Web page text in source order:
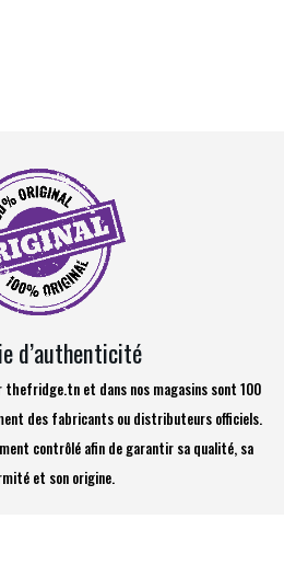
d’authenticité
thefridge.tn et dans nos magasins sont 100
des fabricants ou distributeurs officiels.
contrôlé afin de garantir sa qualité, sa
et son origine.